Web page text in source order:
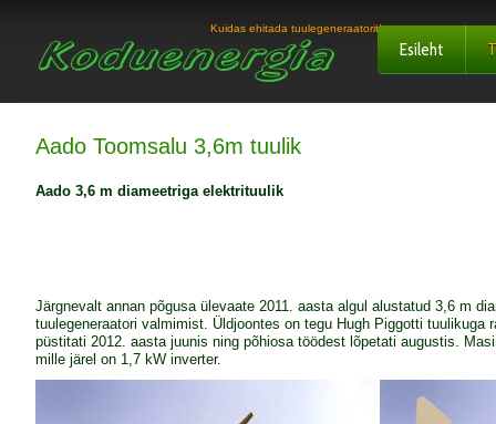
Esileht
Kuidas ehitada tuulegeneraatorit!
Aado Toomsalu 3,6m tuulik
Aado 3,6 m diameetriga elektrituulik
Järgnevalt annan põgusa ülevaate 2011. aasta algul alustatud 3,6 m
tuulegeneraatori valmimist. Üldjoontes on tegu Hugh Piggotti tuulikuga
püstitati 2012. aasta juunis ning põhiosa töödest lõpetati augustis.
mille järel on 1,7 kW inverter.